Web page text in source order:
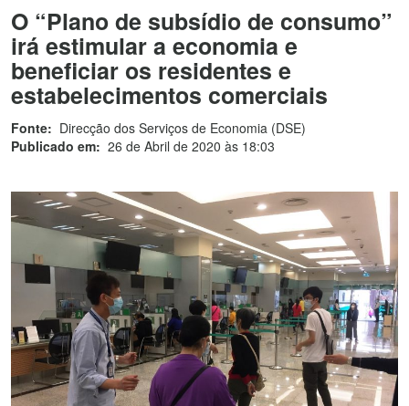
O “Plano de subsídio de consumo”
irá estimular a economia e
beneficiar os residentes e
estabelecimentos comerciais
Fonte: Direcção dos Serviços de Economia (DSE)
Publicado em: 26 de Abril de 2020 às 18:03